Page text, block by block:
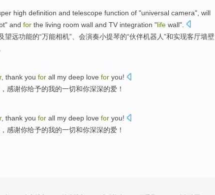
high definition and telescope function of "universal camera", will
" and for the living room wall and TV integration "life wall".
望远功能的“万能相机”、 会演奏小提琴的“伙伴机器人”和实现客厅墙壁
, thank you for all my deep love for you!
， 感谢你给予的我的一切和你深深的爱 ！
, thank you for all my deep love for you!
， 感谢你给予的我的一切和你深深的爱 ！